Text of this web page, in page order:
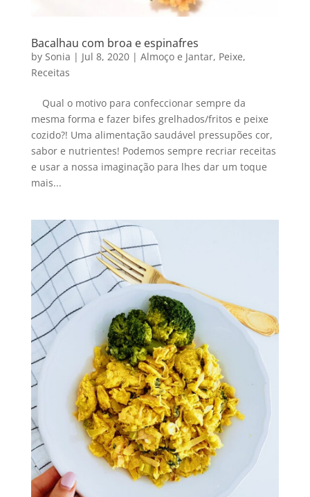
Bacalhau com broa e espinafres
by Sonia | Jul 8, 2020| Almoço e Jantar, Peixe,
Receitas
Qual o motivo para confeccionar sempre da
mesma forma e fazer bifes grelhados/fritos e peixe
cozido?! Uma alimentação saudável pressupões cor,
sabor e nutrientes! Podemos sempre recriar receitas
e usar a nossa imaginação para lhes dar um toque
mais...